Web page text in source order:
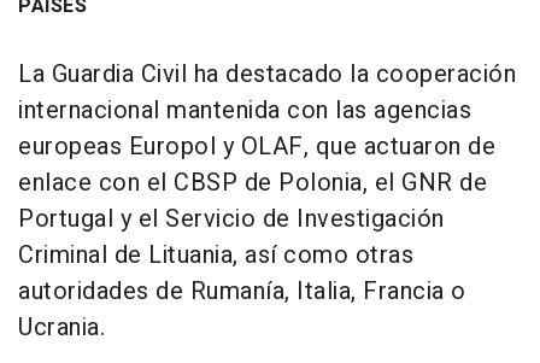
PAÍSES
La Guardia Civil ha destacado la cooperación
internacional mantenida con las agencias
europeas Europol y OLAF, que actuaron de
enlace con el CBSP de Polonia, el GNR de
Portugal y el Servicio de Investigación
Criminal de Lituania, así como otras
autoridades de Rumanía, Italia, Francia o
Ucrania.